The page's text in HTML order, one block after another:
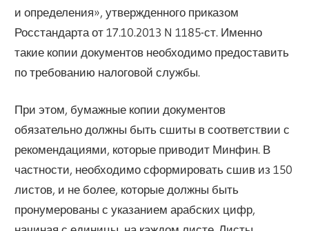
и определения», утвержденного приказом
Росстандарта от 17.10.2013 N 1185-ст. Именно
такие копии документов необходимо предоставить
по требованию налоговой службы.
При этом, бумажные копии документов
обязательно должны быть сшиты в соответствии с
рекомендациями, которые приводит Минфин. В
частности, необходимо сформировать сшив из 150
листов, и не более, которые должны быть
пронумерованы с указанием арабских цифр,